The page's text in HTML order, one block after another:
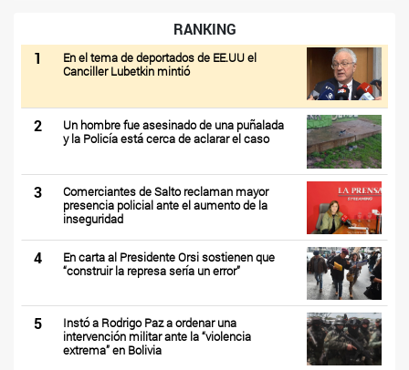
RANKING
1
En el tema de deportados de EE.UU el
Canciller Lubetkin mintió
2
Un hombre fue asesinado de una puñalada
y la Policía está cerca de aclarar el caso
3
Comerciantes de Salto reclaman mayor
presencia policial ante el aumento de la
inseguridad
4
En carta al Presidente Orsi sostienen que
“construir la represa sería un error”
5
Instó a Rodrigo Paz a ordenar una
intervención militar ante la “violencia
extrema” en Bolivia